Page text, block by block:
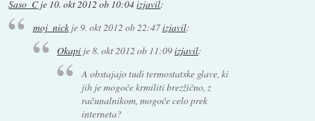
Saso_Cje 10. okt 2012 ob 10:04izjavil:
moj_nickje9. okt 2012 ob 22:47izjavil:
Okapi je8. okt 2012 ob 11:09izjavil:
A obstajajo tudi termostatske glave, ki
jih je mogoče krmiliti brezžično, z
računalnikom, mogoče celo prek
interneta?